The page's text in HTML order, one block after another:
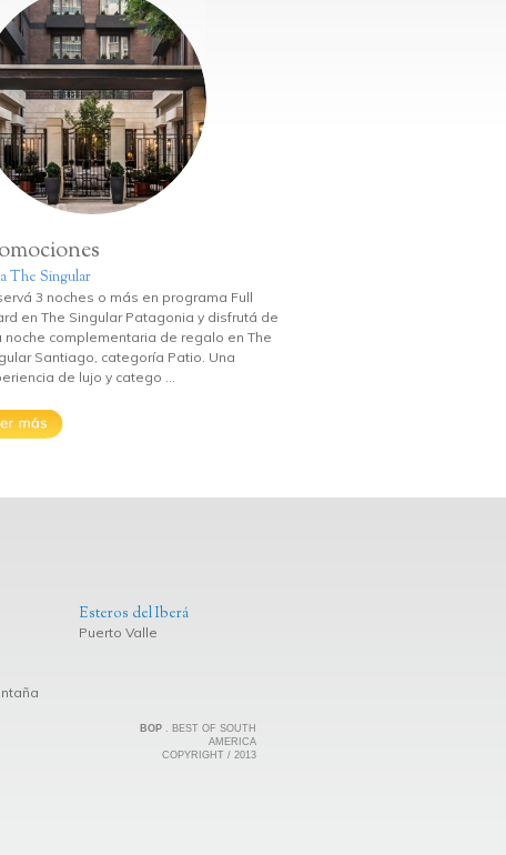
The Singular
3 noches o más en programa Full
en The Singular Patagonia y disfrutá de
noche complementaria de regalo en The
Santiago, categoría Patio. Una
de lujo y catego ...
Esteros del Iberá
Puerto Valle
BOP . BEST OF SOUTH
AMERICA
COPYRIGHT / 2013